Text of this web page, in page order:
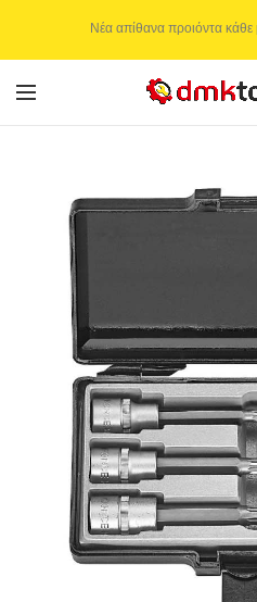
Νέα απίθανα προιόντα κάθε